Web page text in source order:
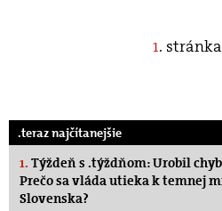
1.
.teraz najčítanejšie
1. Týždeň s .týždňom: Urobil
Prečo sa vláda utieka k temnej
Slovenska?